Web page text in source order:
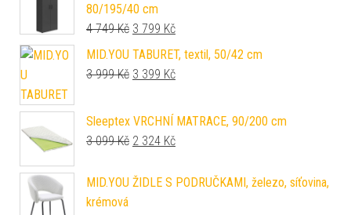
80/195/40 cm
4 749Kč Původní cena byla: 4 749 Kč.
3 799 KčAktuální cena je: 3 799 Kč.
MID.YOU TABURET, textil, 50/42 cm
3 999Kč Původní cena byla: 3 999 Kč.
3 399 KčAktuální cena je: 3 399 Kč.
Sleeptex VRCHNÍ MATRACE, 90/200 cm
3 099Kč Původní cena byla: 3 099 Kč.
2 324 KčAktuální cena je: 2 324 Kč.
MID.YOU ŽIDLE S PODRUČKAMI, železo, síťovina,
krémová